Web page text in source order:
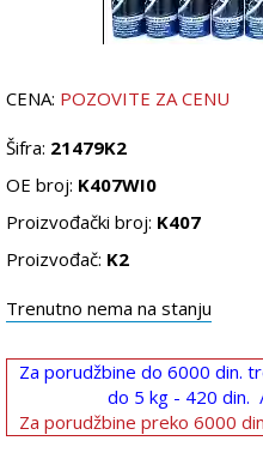
CENA: POZOVITE ZA CENU
Šifra: 21479K2
OE broj: K407WI0
Proizvođački broj: K407
Proizvođač: K2
Trenutno nema na stanju
Za porudžbine do 6000 din.
do 5 kg - 420 din.
Za porudžbine preko 6000